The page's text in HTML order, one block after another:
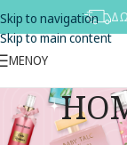
Skip to navigation
Skip to main content
ΜΕΝΟΥ
Αρχική σελίδα/